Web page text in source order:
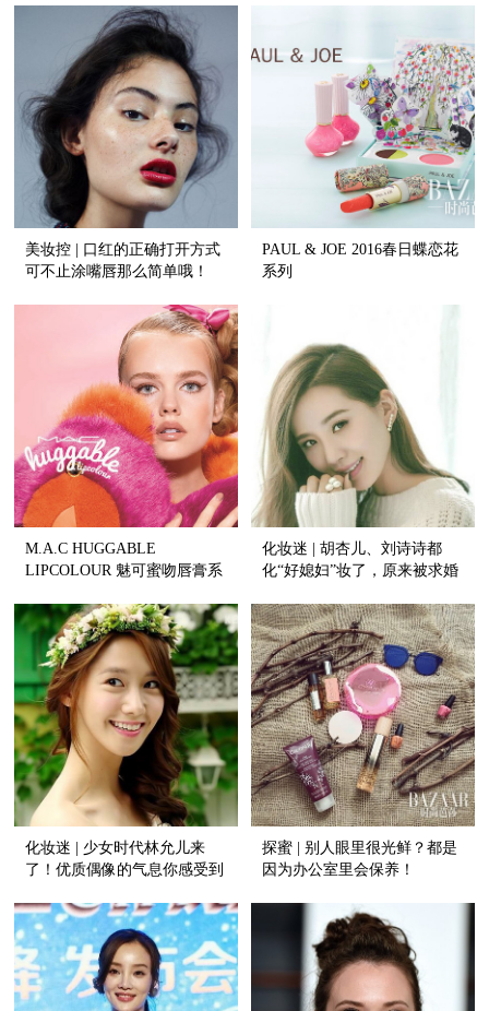
美妆控 | 口红的正确打开方式
可不止涂嘴唇那么简单哦！
PAUL & JOE 2016春日蝶恋花
系列
M.A.C HUGGABLE
LIPCOLOUR 魅可蜜吻唇膏系
化妆迷 | 胡杏儿、刘诗诗都
化“好媳妇”妆了，原来被求婚
化妆迷 | 少女时代林允儿来
了！优质偶像的气息你感受到
探蜜 | 别人眼里很光鲜？都是
因为办公室里会保养！